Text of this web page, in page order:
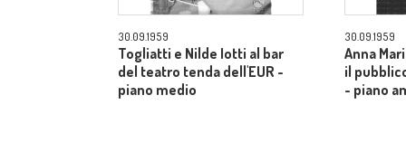
30.09.1959
Togliatti e Nilde Iotti al bar
del teatro tenda dell'EUR -
piano medio
30.09.1959
Anna
il
- piano